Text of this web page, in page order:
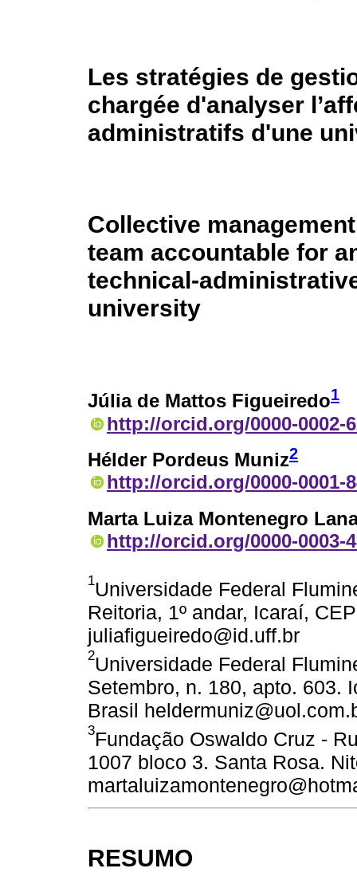
Les stratégies de
chargée d'analyser
administratifs d'une
Collective
team accountable for
technical-
university
Júlia de Mattos Figueiredo1
http://orcid.org/0000-0002-
Hélder Pordeus Muniz2
http://orcid.org/0000-0001-
Marta Luiza Montenegro
http://orcid.org/0000-0003-
1Universidade Federal
Reitoria, 1º andar, Icaraí,
juliafigueiredo@id.uff.br
2Universidade Federal
Setembro, n. 180, apto. 603.
Brasil
3Fundação Oswaldo Cruz -
1007 bloco 3. Santa Rosa.
RESUMO